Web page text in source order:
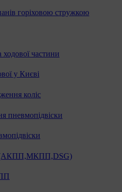
горіховою стружкою
ходової частини
у Києві
коліс
пневмопідвіски
(АКПП,МКПП,DSG)